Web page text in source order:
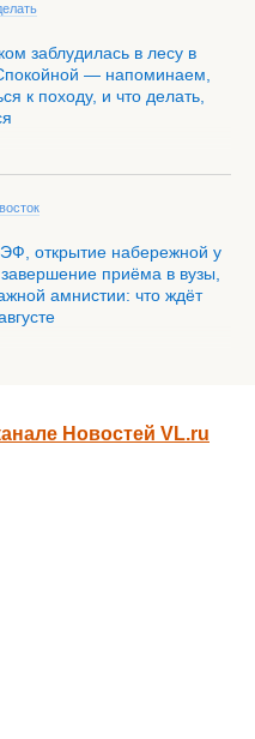
заблудилась в лесу в
— напоминаем,
к походу, и что делать,
открытие набережной у
приёма в вузы,
амнистии: что ждёт
Новостей VL.ru